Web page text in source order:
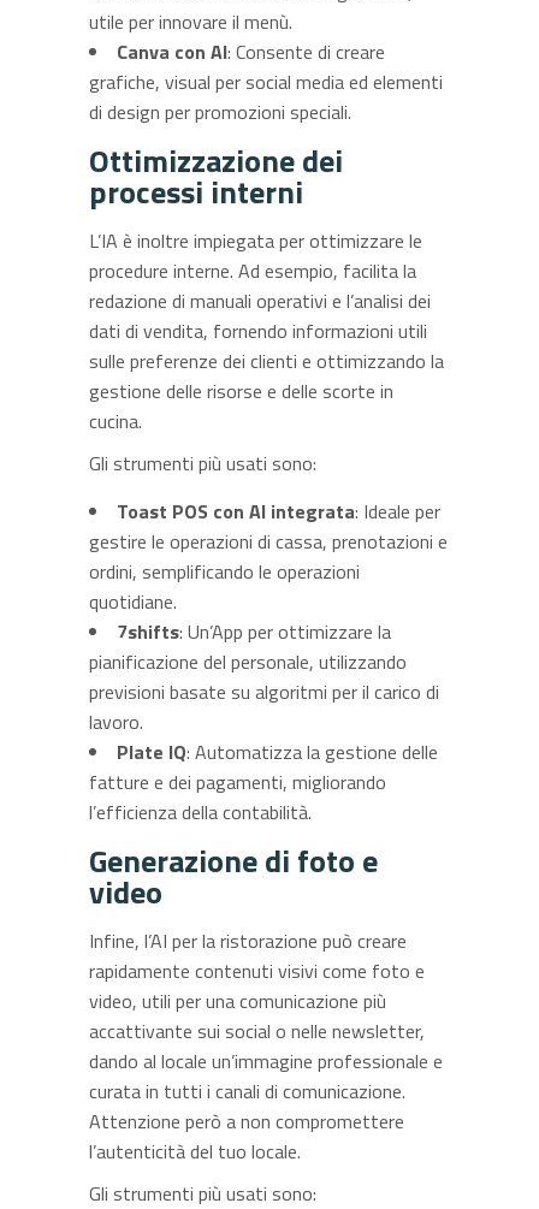
utile per innovare il menù.
Canva con AI: Consente di creare
grafiche, visual per social media ed elementi
di design per promozioni speciali.
Ottimizzazione dei
processi interni
L’IA è inoltre impiegata per ottimizzare le
procedure interne. Ad esempio, facilita la
redazione di manuali operativi e l’analisi dei
dati di vendita, fornendo informazioni utili
sulle preferenze dei clienti e ottimizzando la
gestione delle risorse e delle scorte in
cucina.
Gli strumenti più usati sono:
Toast POS con AI integrata: Ideale per
gestire le operazioni di cassa, prenotazioni e
ordini, semplificando le operazioni
quotidiane.
7shifts: Un’App per ottimizzare la
pianificazione del personale, utilizzando
previsioni basate su algoritmi per il carico di
lavoro.
Plate IQ: Automatizza la gestione delle
fatture e dei pagamenti, migliorando
l’efficienza della contabilità.
Generazione di foto e
video
Infine, l’AI per la ristorazione può creare
rapidamente contenuti visivi come foto e
video, utili per una comunicazione più
accattivante sui social o nelle newsletter,
dando al locale un’immagine professionale e
curata in tutti i canali di comunicazione.
Attenzione però a non compromettere
l’autenticità del tuo locale.
Gli strumenti più usati sono: